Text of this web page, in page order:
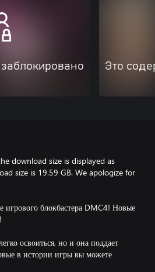
Это
download size is displayed as
size is 19.59 GB. We apologize for
игрового блокбастера DMC4! Новые
освоиться, но и она поддает
в истории игры вы можете